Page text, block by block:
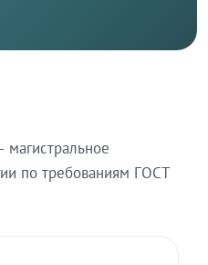
магистральное
по требованиям ГОСТ